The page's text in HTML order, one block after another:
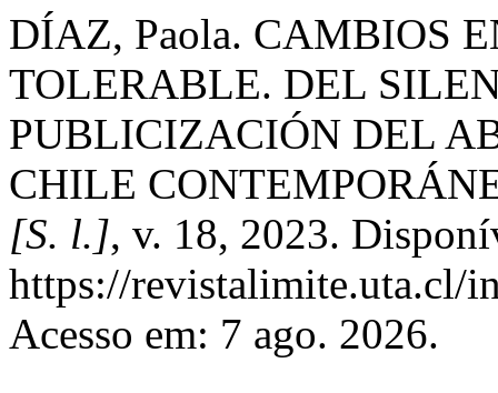
DÍAZ, Paola. CAMBIOS
TOLERABLE. DEL
PUBLICIZACIÓN DEL
CHILE
[S. l.], v. 18, 2023.
https://revistalimite.uta.cl/
Acesso em: 7 ago. 2026.